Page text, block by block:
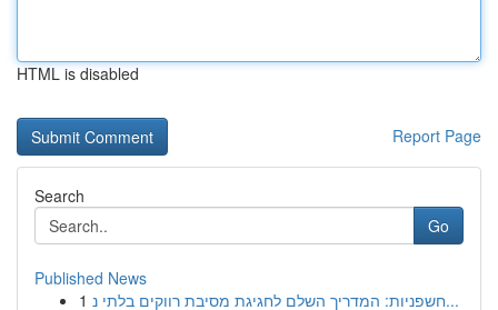
HTML is disabled
Report Page
Search
Go
Published News
1
חשפניות: המדריך השלם לחגיגת מסיבת רווקים בלתי נ...